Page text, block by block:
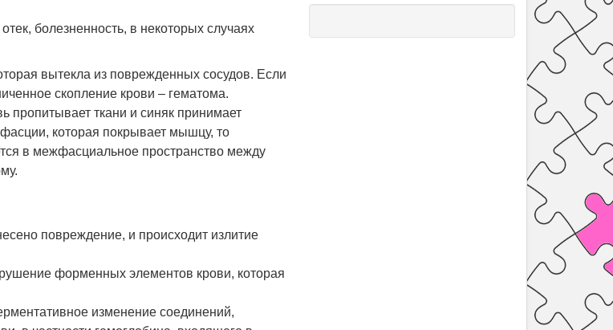
болезненность, в некоторых случаях
вытекла из поврежденных сосудов. Если
скопление крови – гематома.
пропитывает ткани и синяк принимает
которая покрывает мышцу, то
в межфасциальное пространство между
повреждение, и происходит излитие
форменных элементов крови, которая
изменение соединений,